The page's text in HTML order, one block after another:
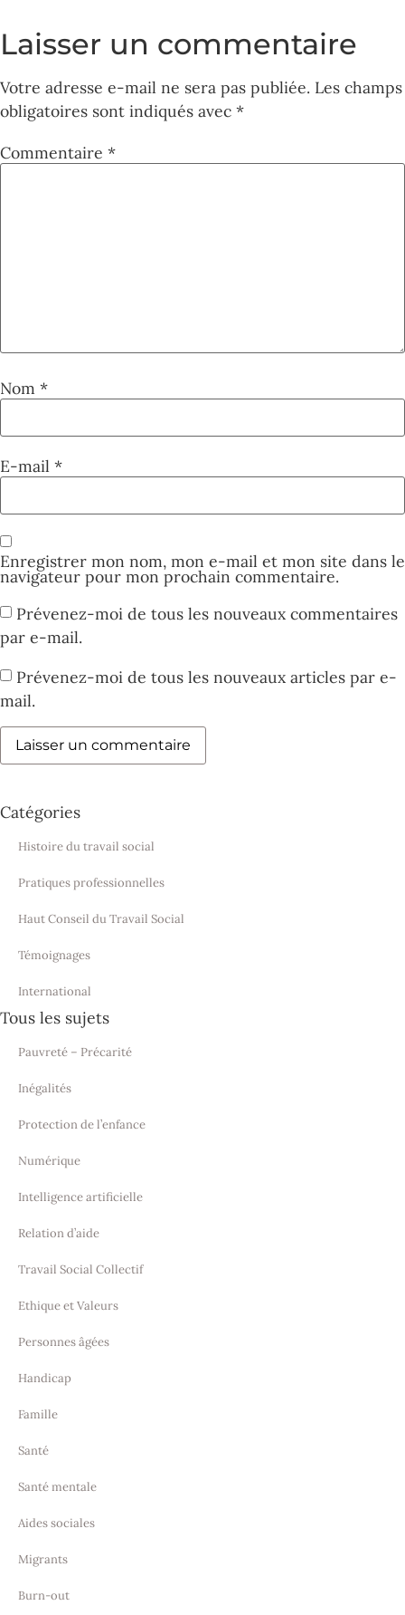
Laisser un commentaire
Votre adresse e-mail ne sera pas publiée. Les champs
obligatoires sont indiqués avec *
Commentaire *
Nom *
E-mail *
Enregistrer mon nom, mon e-mail et mon site dans le
navigateur pour mon prochain commentaire.
Prévenez-moi de tous les nouveaux commentaires
par e-mail.
Prévenez-moi de tous les nouveaux articles par e-
mail.
Catégories
Histoire du travail social
Pratiques professionnelles
Haut Conseil du Travail Social
Témoignages
International
Tous les sujets
Pauvreté – Précarité
Inégalités
Protection de l’enfance
Numérique
Intelligence artificielle
Relation d’aide
Travail Social Collectif
Ethique et Valeurs
Personnes âgées
Handicap
Famille
Santé
Santé mentale
Aides sociales
Migrants
Burn-out